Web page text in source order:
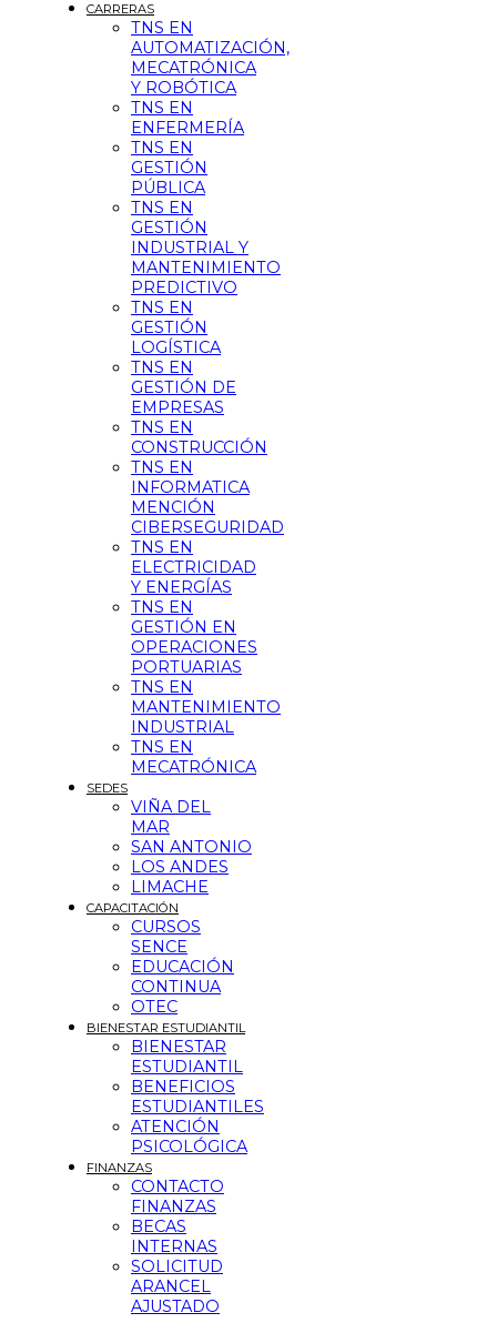
CARRERAS
TNS EN
AUTOMATIZACIÓN,
MECATRÓNICA
Y ROBÓTICA
TNS EN
ENFERMERÍA
TNS EN
GESTIÓN
PÚBLICA
TNS EN
GESTIÓN
INDUSTRIAL Y
MANTENIMIENTO
PREDICTIVO
TNS EN
GESTIÓN
LOGÍSTICA
TNS EN
GESTIÓN DE
EMPRESAS
TNS EN
CONSTRUCCIÓN
TNS EN
INFORMATICA
MENCIÓN
CIBERSEGURIDAD
TNS EN
ELECTRICIDAD
Y ENERGÍAS
TNS EN
GESTIÓN EN
OPERACIONES
PORTUARIAS
TNS EN
MANTENIMIENTO
INDUSTRIAL
TNS EN
MECATRÓNICA
SEDES
VIÑA DEL
MAR
SAN ANTONIO
LOS ANDES
LIMACHE
CAPACITACIÓN
CURSOS
SENCE
EDUCACIÓN
CONTINUA
OTEC
BIENESTAR ESTUDIANTIL
BIENESTAR
ESTUDIANTIL
BENEFICIOS
ESTUDIANTILES
ATENCIÓN
PSICOLÓGICA
FINANZAS
CONTACTO
FINANZAS
BECAS
INTERNAS
SOLICITUD
ARANCEL
AJUSTADO